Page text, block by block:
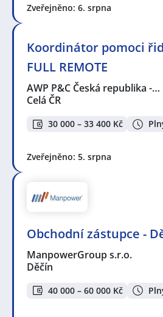
Zveřejněno: 6. srpna
Koordinátor pomoci
FULL REMOTE
AWP P&C Česká republika -…
Celá ČR
30 000 – 33 400 Kč
Zveřejněno: 5. srpna
Obchodní zástupce -
ManpowerGroup s.r.o.
Děčín
40 000 – 60 000 Kč